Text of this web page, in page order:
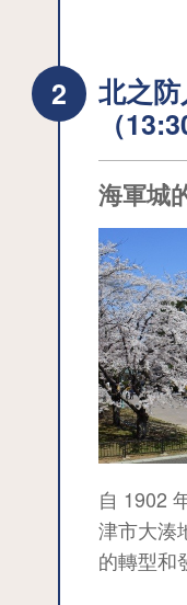
到隸屬於
哩。
北之
（
海軍城
自 1902
津市大湊
的轉型和